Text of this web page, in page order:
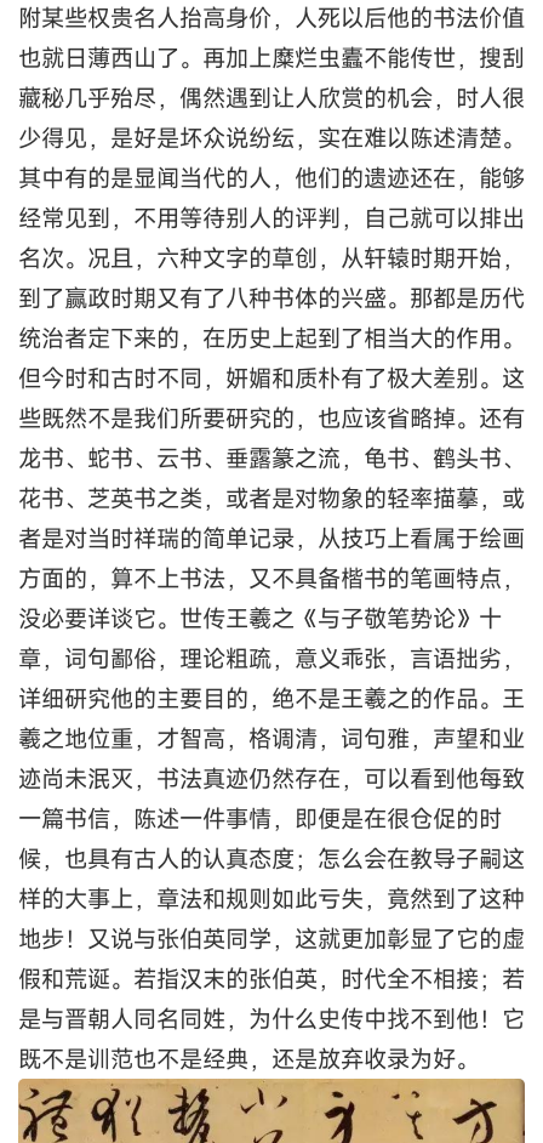
附某些权贵名人抬高身价，人死以后他的书法价值
也就日薄西山了。再加上糜烂虫蠹不能传世，搜刮
藏秘几乎殆尽，偶然遇到让人欣赏的机会，时人很
少得见，是好是坏众说纷纭，实在难以陈述清楚。
其中有的是显闻当代的人，他们的遗迹还在，能够
经常见到，不用等待别人的评判，自己就可以排出
名次。况且，六种文字的草创，从轩辕时期开始，
到了赢政时期又有了八种书体的兴盛。那都是历代
统治者定下来的，在历史上起到了相当大的作用。
但今时和古时不同，妍媚和质朴有了极大差别。这
些既然不是我们所要研究的，也应该省略掉。还有
龙书、蛇书、云书、垂露篆之流，龟书、鹤头书、
花书、芝英书之类，或者是对物象的轻率描摹，或
者是对当时祥瑞的简单记录，从技巧上看属于绘画
方面的，算不上书法，又不具备楷书的笔画特点，
没必要详谈它。世传王羲之《与子敬笔势论》十
章，词句鄙俗，理论粗疏，意义乖张，言语拙劣，
详细研究他的主要目的，绝不是王羲之的作品。王
羲之地位重，才智高，格调清，词句雅，声望和业
迹尚未泯灭，书法真迹仍然存在，可以看到他每致
一篇书信，陈述一件事情，即便是在很仓促的时
候，也具有古人的认真态度；怎么会在教导子嗣这
样的大事上，章法和规则如此亏失，竟然到了这种
地步！又说与张伯英同学，这就更加彰显了它的虚
假和荒诞。若指汉末的张伯英，时代全不相接；若
是与晋朝人同名同姓，为什么史传中找不到他！它
既不是训范也不是经典，还是放弃收录为好。